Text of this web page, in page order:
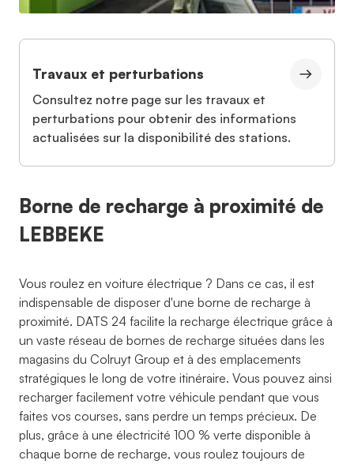
Travaux et perturbations
Consultez notre page sur les travaux et
perturbations pour obtenir des informations
actualisées sur la disponibilité des stations.
Borne de recharge à proximité de
LEBBEKE
Vous roulez en voiture électrique ? Dans ce cas, il est
indispensable de disposer d'une borne de recharge à
proximité. DATS 24 facilite la recharge électrique grâce à
un vaste réseau de bornes de recharge situées dans les
magasins du Colruyt Group et à des emplacements
stratégiques le long de votre itinéraire. Vous pouvez ainsi
recharger facilement votre véhicule pendant que vous
faites vos courses, sans perdre un temps précieux. De
plus, grâce à une électricité 100 % verte disponible à
chaque borne de recharge, vous roulez toujours de